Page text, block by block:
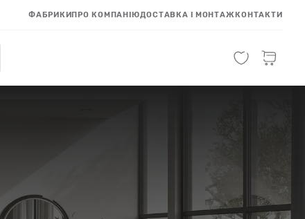
ФАБРИКИПРО КОМПАНІЮДОСТАВКА І МОНТАЖКОНТАКТИ